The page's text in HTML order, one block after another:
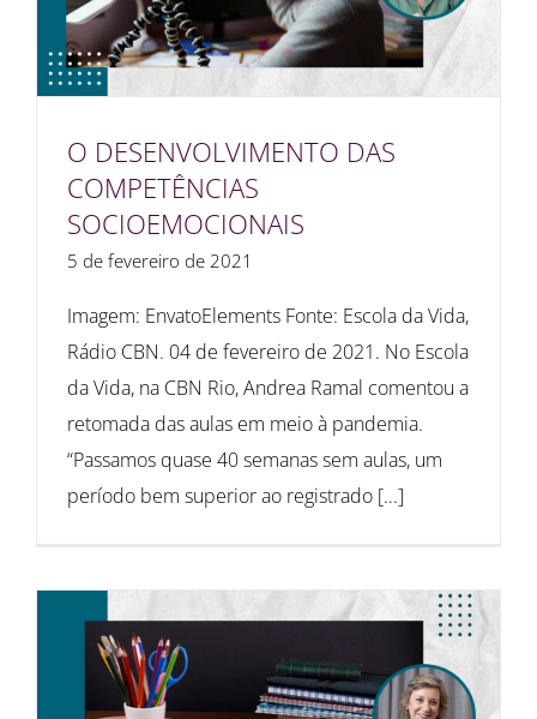
O DESENVOLVIMENTO DAS
COMPETÊNCIAS
SOCIOEMOCIONAIS
5 de fevereiro de 2021
Imagem: EnvatoElements Fonte: Escola da Vida,
Rádio CBN. 04 de fevereiro de 2021. No Escola
da Vida, na CBN Rio, Andrea Ramal comentou a
retomada das aulas em meio à pandemia.
“Passamos quase 40 semanas sem aulas, um
período bem superior ao registrado [...]